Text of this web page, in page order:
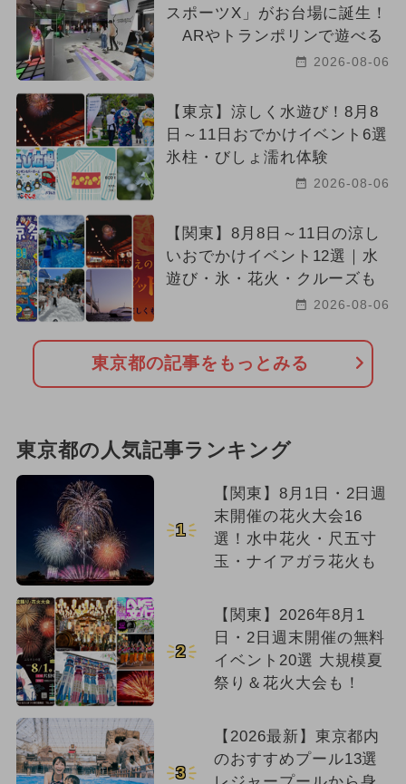
スポーツX」がお台場に誕生！
ARやトランポリンで遊べる
2026-08-06
【東京】涼しく水遊び！8月8
日～11日おでかけイベント6選
氷柱・びしょ濡れ体験
2026-08-06
【関東】8月8日～11日の涼し
いおでかけイベント12選｜水
遊び・氷・花火・クルーズも
2026-08-06
東京都の記事をもっとみる
東京都の人気記事ランキング
1
【関東】8月1日・2日週
末開催の花火大会16
選！水中花火・尺五寸
玉・ナイアガラ花火も
2
【関東】2026年8月1
日・2日週末開催の無料
イベント20選 大規模夏
祭り＆花火大会も！
3
【2026最新】東京都内
のおすすめプール13選